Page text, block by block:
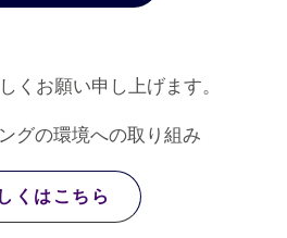
くお願い申し上げます。
グの環境への取り組み
くはこちら